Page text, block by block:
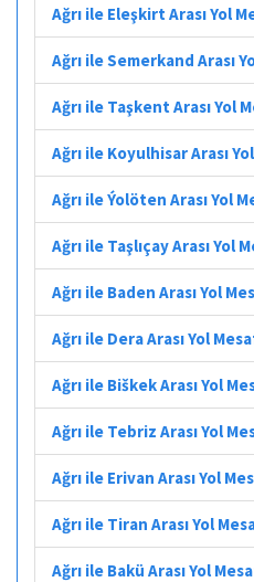
Ağrı ile Eleşkirt Arası Yol
Ağrı ile Semerkand Arası
Ağrı ile Taşkent Arası Yol
Ağrı ile Koyulhisar Arası
Ağrı ile Ýolöten Arası Yol
Ağrı ile Taşlıçay Arası Yol
Ağrı ile Baden Arası Yol
Ağrı ile Dera Arası Yol
Ağrı ile Biškek Arası Yol
Ağrı ile Tebriz Arası Yol
Ağrı ile Erivan Arası Yol
Ağrı ile Tiran Arası Yol
Ağrı ile Bakü Arası Yol